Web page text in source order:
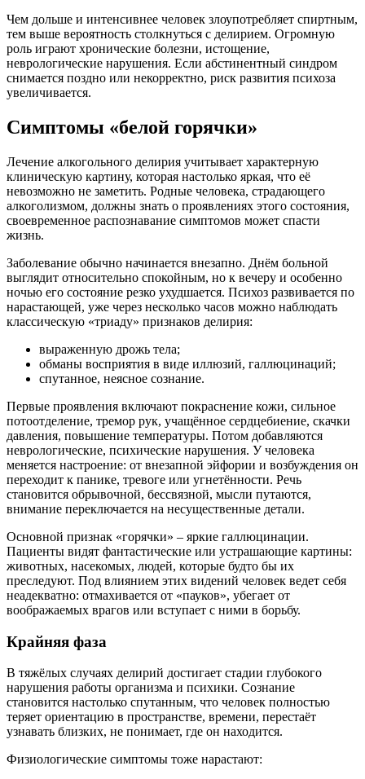
Чем дольше и интенсивнее человек злоупотребляет спиртным,
тем выше вероятность столкнуться с делирием. Огромную
роль играют хронические болезни, истощение,
неврологические нарушения. Если абстинентный синдром
снимается поздно или некорректно, риск развития психоза
увеличивается.
Симптомы «белой горячки»
Лечение алкогольного делирия учитывает характерную
клиническую картину, которая настолько яркая, что её
невозможно не заметить. Родные человека, страдающего
алкоголизмом, должны знать о проявлениях этого состояния,
своевременное распознавание симптомов может спасти
жизнь.
Заболевание обычно начинается внезапно. Днём больной
выглядит относительно спокойным, но к вечеру и особенно
ночью его состояние резко ухудшается. Психоз развивается по
нарастающей, уже через несколько часов можно наблюдать
классическую «триаду» признаков делирия:
выраженную дрожь тела;
обманы восприятия в виде иллюзий, галлюцинаций;
спутанное, неясное сознание.
Первые проявления включают покраснение кожи, сильное
потоотделение, тремор рук, учащённое сердцебиение, скачки
давления, повышение температуры. Потом добавляются
неврологические, психические нарушения. У человека
меняется настроение: от внезапной эйфории и возбуждения он
переходит к панике, тревоге или угнетённости. Речь
становится обрывочной, бессвязной, мысли путаются,
внимание переключается на несущественные детали.
Основной признак «горячки» – яркие галлюцинации.
Пациенты видят фантастические или устрашающие картины:
животных, насекомых, людей, которые будто бы их
преследуют. Под влиянием этих видений человек ведет себя
неадекватно: отмахивается от «пауков», убегает от
воображаемых врагов или вступает с ними в борьбу.
Крайняя фаза
В тяжёлых случаях делирий достигает стадии глубокого
нарушения работы организма и психики. Сознание
становится настолько спутанным, что человек полностью
теряет ориентацию в пространстве, времени, перестаёт
узнавать близких, не понимает, где он находится.
Физиологические симптомы тоже нарастают: